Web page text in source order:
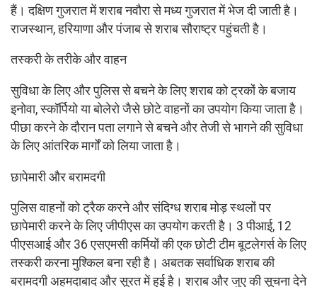
हैं। दक्षिण गुजरात में शराब नवौरा से मध्य गुजरात में भेज दी जाती है।
राजस्थान, हरियाणा और पंजाब से शराब सौराष्ट्र पहुंचती है।
तस्करी के तरीके और वाहन
सुविधा के लिए और पुलिस से बचने के लिए शराब को ट्रकों के बजाय
इनोवा, स्कॉर्पियो या बोलेरो जैसे छोटे वाहनों का उपयोग किया जाता है।
पीछा करने के दौरान पता लगाने से बचने और तेजी से भागने की सुविधा
के लिए आंतरिक मार्गों को लिया जाता है।
छापेमारी और बरामदगी
पुलिस वाहनों को ट्रैक करने और संदिग्ध शराब मोड़ स्थलों पर
छापेमारी करने के लिए जीपीएस का उपयोग करती है। 3 पीआई, 12
पीएसआई और 36 एसएमसी कर्मियों की एक छोटी टीम बूटलेगर्स के लिए
तस्करी करना मुश्किल बना रही है। अबतक सर्वाधिक शराब की
बरामदगी अहमदाबाद और सूरत में हुई है। शराब और जुए की सूचना देने